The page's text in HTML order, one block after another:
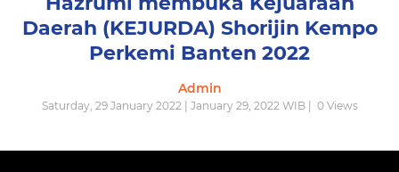
Daerah (KEJURDA) Shorijin Kempo
Perkemi Banten 2022
Admin
Saturday, 29 January 2022 | January 29, 2022 WIB | 0Views